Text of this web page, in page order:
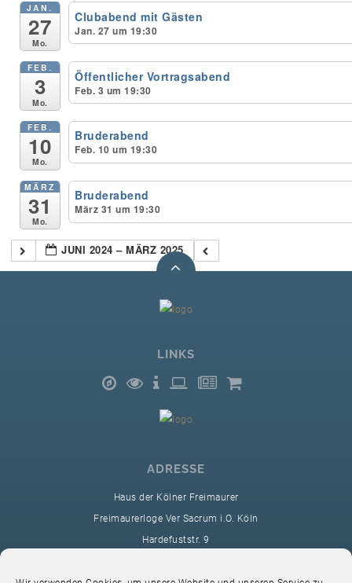
Termine & Gäste
Kontakt / Anfahrt
VS-Intern
JAN.
27
Mo.
Clubabend mit Gästen
Jan. 27 um 19:30
FEB.
3
Mo.
Öffentlicher Vortragsabend
Feb. 3 um 19:30
FEB.
10
Mo.
Bruderabend
Feb. 10 um 19:30
MÄRZ
31
Mo.
Bruderabend
März 31 um 19:30
JUNI 2024 – MÄRZ 2025
LINKS
ADRESSE
Haus der Kölner Freimaurer
Freimaurerloge Ver Sacrum i.O. Köln
Hardefuststr. 9